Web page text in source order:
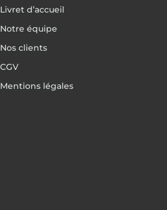
Livret d’accueil
Notre équipe
Nos clients
CGV
Mentions légales